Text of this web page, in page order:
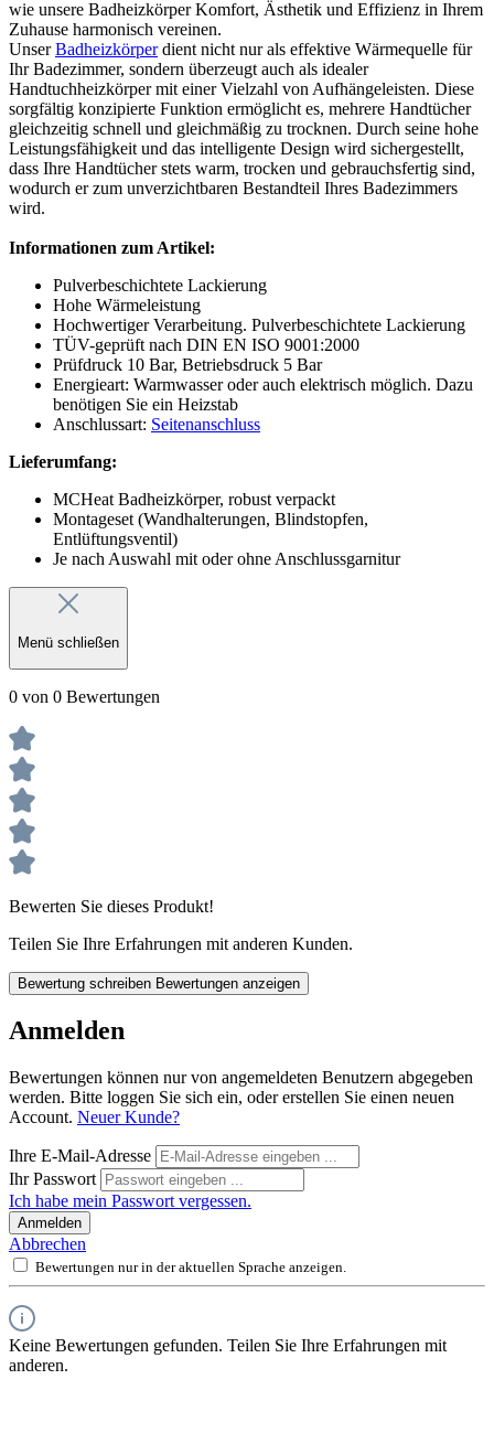
wie unsere Badheizkörper Komfort, Ästhetik und Effizienz in Ihrem
Zuhause harmonisch vereinen.
UnserBadheizkörperdient nicht nur als effektive Wärmequelle für
Ihr Badezimmer, sondern überzeugt auch als idealer
Handtuchheizkörper mit einer Vielzahl von Aufhängeleisten. Diese
sorgfältig konzipierte Funktion ermöglicht es, mehrere Handtücher
gleichzeitig schnell und gleichmäßig zu trocknen. Durch seine hohe
Leistungsfähigkeit und das intelligente Design wird sichergestellt,
dass Ihre Handtücher stets warm, trocken und gebrauchsfertig sind,
wodurch er zum unverzichtbaren Bestandteil Ihres Badezimmers
wird.
Informationen zum Artikel:
Pulverbeschichtete Lackierung
Hohe Wärmeleistung
Hochwertiger Verarbeitung. Pulverbeschichtete Lackierung
TÜV-geprüft nach DIN EN ISO 9001:2000
Prüfdruck 10 Bar, Betriebsdruck 5 Bar
Energieart: Warmwasser oder auch elektrisch möglich. Dazu
benötigen Sie ein Heizstab
Anschlussart: Seitenanschluss
Lieferumfang:
MCHeat Badheizkörper, robust verpackt
Montageset (Wandhalterungen, Blindstopfen,
Entlüftungsventil)
Je nach Auswahl mit oder ohne Anschlussgarnitur
Menü schließen
0 von 0 Bewertungen
Bewerten Sie dieses Produkt!
Teilen Sie Ihre Erfahrungen mit anderen Kunden.
Bewertung schreiben Bewertungen anzeigen
Anmelden
Bewertungen können nur von angemeldeten Benutzern abgegeben
werden. Bitte loggen Sie sich ein, oder erstellen Sie einen neuen
Account. Neuer Kunde?
Ihre E-Mail-Adresse
Ihr Passwort
Ich habe mein Passwort vergessen.
Anmelden
Abbrechen
Bewertungen nur in der aktuellen Sprache anzeigen.
Keine Bewertungen gefunden. Teilen Sie Ihre Erfahrungen mit
anderen.